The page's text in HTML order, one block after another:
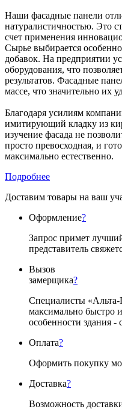
Наши фасадные панели
натуралистичностью. Это
счет применения
Сырье выбирается
добавок. На предприятии
оборудования, что
результатов. Фасадные
массе, что значительно их
Благодаря усилиям
имитирующий кладку из
изучение фасада не
просто превосходная, и
максимально естественно.
Подробнее
Доставим товары на ваш
Оформление?
Запрос примет
представитель
Вызов
замерщика?
Специалисты
максимально быстро
особенности здания -
Оплата?
Оформить покупку
Доставка?
Возможность